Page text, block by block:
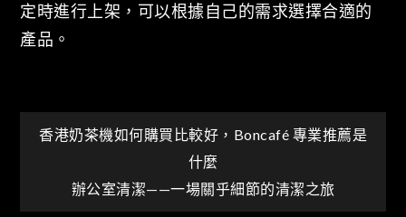
定時進行上架，可以根據自己的需求選擇合適的
產品。
文
章
香港奶茶機如何購買比較好，Boncafé 專業推薦是
什麼
辦公室清潔——一場關乎細節的清潔之旅